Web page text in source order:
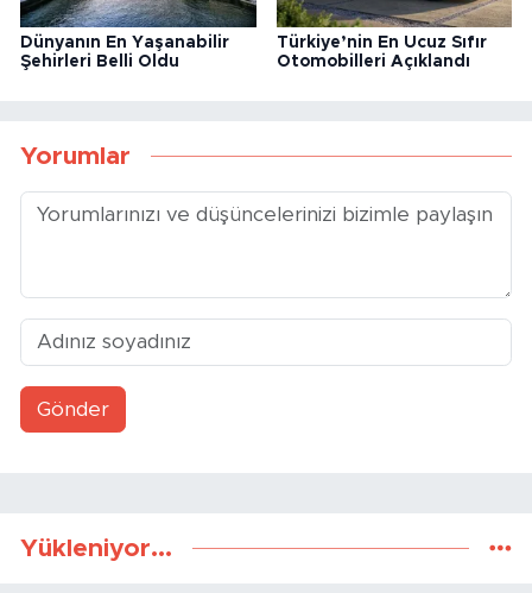
Dünyanın En Yaşanabilir
Şehirleri Belli Oldu
Türkiye’nin En Ucuz Sıfır
Otomobilleri Açıklandı
Yorumlar
Gönder
Yükleniyor...